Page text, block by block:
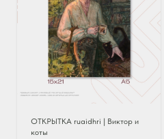
ОТКРЫТКА ruaidhri | Виктор и
коты